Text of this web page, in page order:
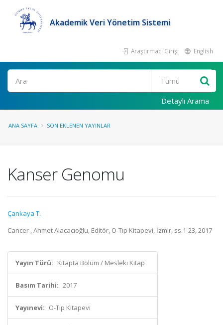
Akademik Veri Yönetim Sistemi
Araştırmacı Girişi English
Ara
Detaylı Arama
ANA SAYFA SON EKLENEN YAYINLAR
Kanser Genomu
Çankaya T.
Cancer , Ahmet Alacacıoğlu, Editör, O-Tıp Kitapevi, İzmir, ss.1-23, 2017
Yayın Türü: Kitapta Bölüm / Mesleki Kitap
Basım Tarihi: 2017
Yayınevi: O-Tıp Kitapevi